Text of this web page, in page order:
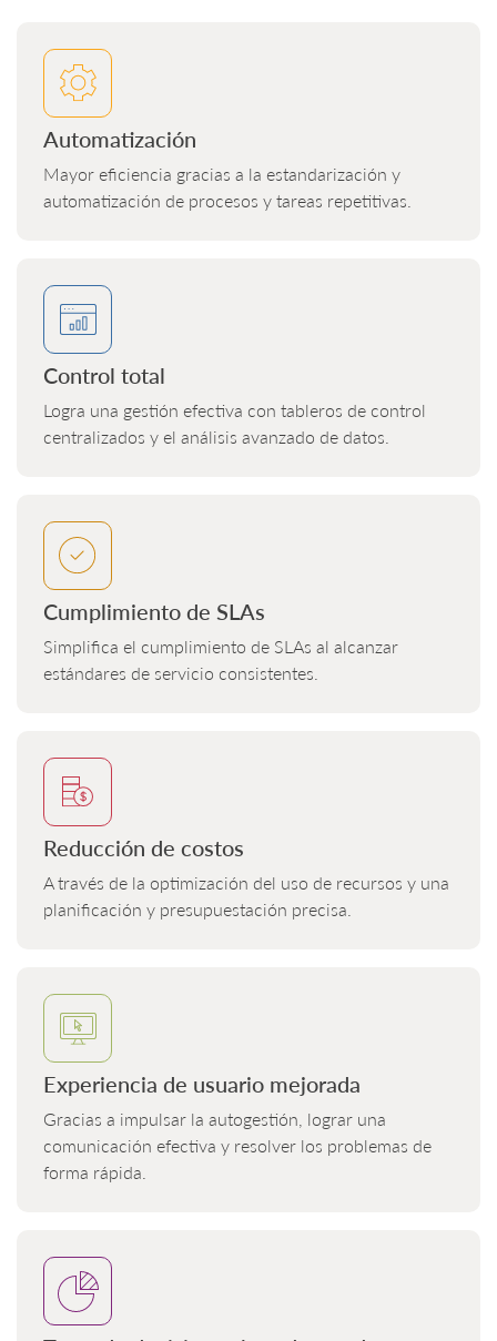
Automatización
Mayor eficiencia gracias a la estandarización y
automatización de procesos y tareas repetitivas.
Control total
Logra una gestión efectiva con tableros de control
centralizados y el análisis avanzado de datos.
Cumplimiento de SLAs
Simplifica el cumplimiento de SLAs al alcanzar
estándares de servicio consistentes.
Reducción de costos
A través de la optimización del uso de recursos y una
planificación y presupuestación precisa.
Experiencia de usuario mejorada
Gracias a impulsar la autogestión, lograr una
comunicación efectiva y resolver los problemas de
forma rápida.